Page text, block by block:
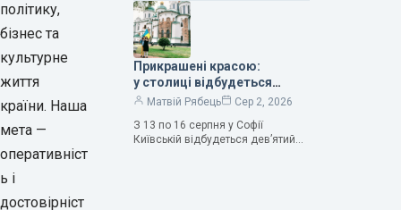
політику,
бізнес та
культурне
життя
країни. Наша
мета —
оперативніст
ь і
достовірніст
та тривалого подружнього союзу.
Саме тому ця рослина надихала і
продовжує надихати митців на
Прикрашені красою:
у столиці відбудеться
дев’ятий фестиваль
Матвій Рябець
Сер 2, 2026
З 13 по 16 серпня у Софії
Київській відбудеться дев’ятий